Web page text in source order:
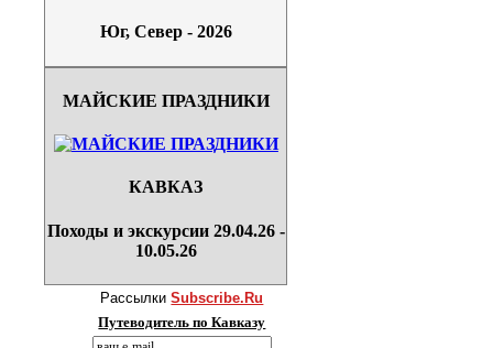
Юг, Север - 2026
МАЙСКИЕ ПРАЗДНИКИ
КАВКАЗ
Походы и экскурсии 29.04.26 -
10.05.26
РассылкиSubscribe.Ru
Путеводитель по Кавказу